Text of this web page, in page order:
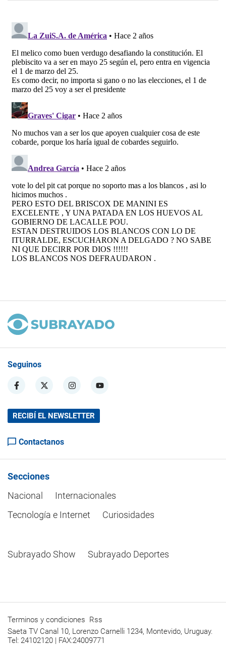
Seguinos
RECIBÍ EL NEWSLETTER
Contactanos
Secciones
Nacional
Internacionales
Tecnología e Internet
Curiosidades
Subrayado Show Subrayado Deportes
Terminos y condiciones Rss
Saeta TV Canal 10, Lorenzo Carnelli 1234, Montevido, Uruguay.
Tel: 24102120 | FAX:24009771